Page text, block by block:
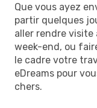
Que vous ayez
partir quelques
aller rendre visite
week-end, ou
le cadre votre
eDreams pour
chers.